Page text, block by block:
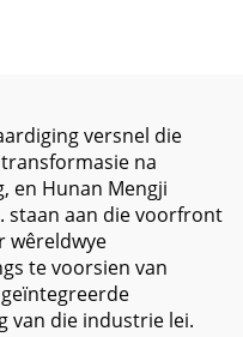
Koppel Spindel
versnel die
na
en Hunan Mengji
staan aan die voorfront
wêreldwye
te voorsien van
van die industrie lei.